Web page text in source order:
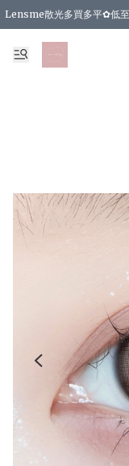
Lensme散光多買多平✿低
台灣Karacon⁩✧日拋 特價清
日本韓國多款日/月拋現貨☼
🇰🇷韓國多款月拋現貨 特價
精選商品，任選買2件或以
精選商品，任選買2件HKD
精選商品，任選買2件HKD
精選商品，任選買2件HKD
精選商品，任選買2件HKD
精選商品，任選買2件或以
精選商品，任選買2件或以
精選商品，任選買2件或以
精選商品，任選買12件或以
精選商品，任選買2件或
精選商品，任選買2件或以
購物滿 HKD 800.00即享免